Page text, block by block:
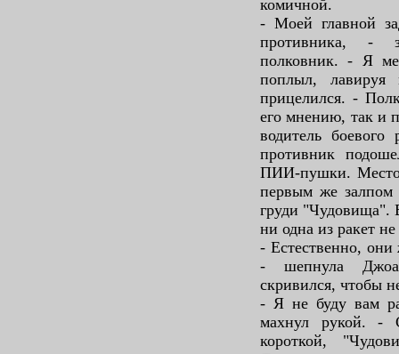
комичной.
- Моей главной
противника, -
полковник. - Я
поплыл, лавируя
прицелился. -
его мнению, так и
водитель
противник
ПИИ-пушки. Место
первым же залпом
груди "Чудовища".
ни одна из ракет
- Естественно,
- шепнула
скривился, чтобы
- Я не буду вам
махнул рукой. -
короткой,